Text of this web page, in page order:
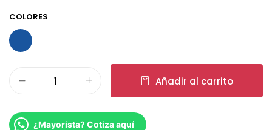
COLORES
Añadir al carrito
¿Mayorista? Cotiza aquí